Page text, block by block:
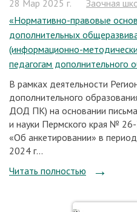
28 Мар 2025 г.
Заочная
«Нормативно-правовые
дополнительных
(информационно-
педагогам дополнительного
В рамках деятельности
дополнительного
ДОД ПК) на основании
и науки Пермского края №
«Об анкетировании» в
2024 г...
Читать полностью